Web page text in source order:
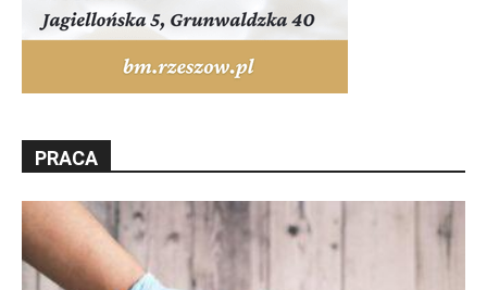
PRACA